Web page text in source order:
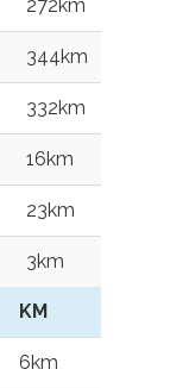
272km
344km
332km
16km
23km
3km
KM
6km